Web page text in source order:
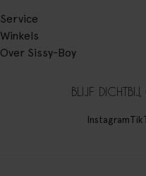
Service
Winkels
Over Sissy-Boy
BLIJF
Instagram